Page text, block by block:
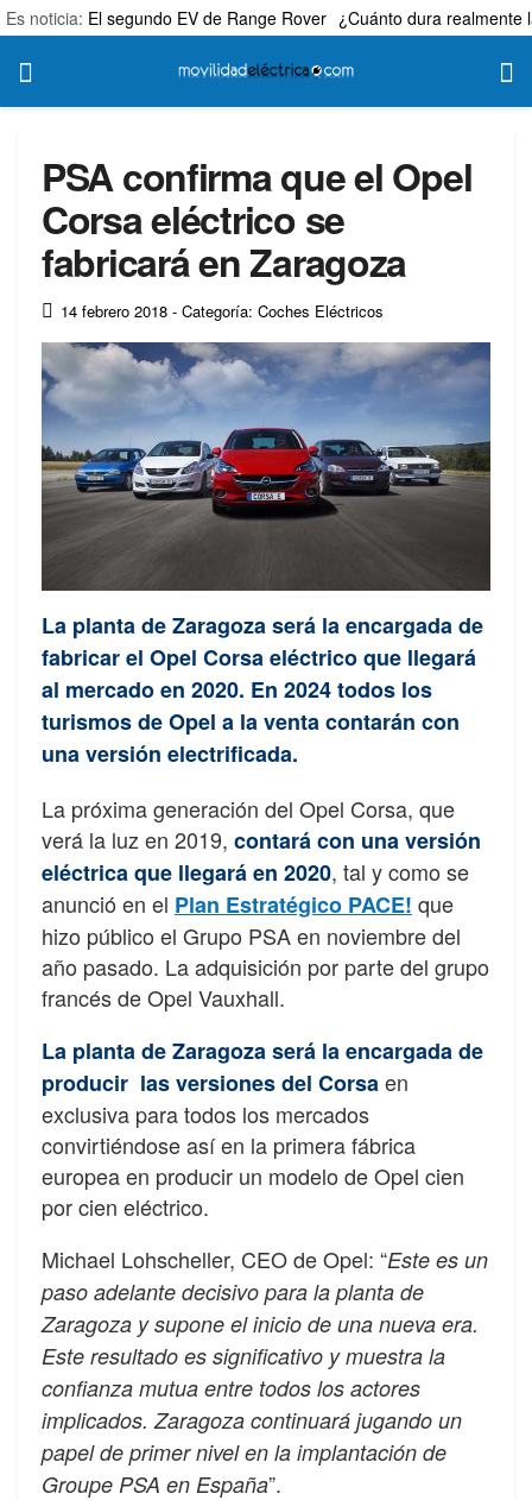
Es noticia: El segundo EV de Range Rover ¿Cuánto dura realmente
PSA confirma que el Opel
Corsa eléctrico se
fabricará en Zaragoza
14 febrero 2018 - Categoría: Coches Eléctricos
La planta de Zaragoza será la encargada de
fabricar el Opel Corsa eléctrico que llegará
al mercado en 2020. En 2024 todos los
turismos de Opel a la venta contarán con
una versión electrificada.
La próxima generación del Opel Corsa, que
verá la luz en 2019, contará con una versión
eléctricaque llegará en 2020, tal y como se
anunció en el Plan Estratégico PACE! que
hizo público el Grupo PSA en noviembre del
año pasado. La adquisición por parte del grupo
francés de Opel Vauxhall.
La planta de Zaragoza será la encargada de
producir las versiones del Corsaen
exclusiva para todos los mercados
convirtiéndose así en la primera fábrica
europea en producir un modelo de Opel cien
por cien eléctrico.
Michael Lohscheller, CEO de Opel: “Este es un
paso adelante decisivo para la planta de
Zaragoza y supone el inicio de una nueva era.
Este resultado es significativo y muestra la
confianza mutua entre todos los actores
implicados. Zaragoza continuará jugando un
papel de primer nivel en la implantación de
Groupe PSA en España”.